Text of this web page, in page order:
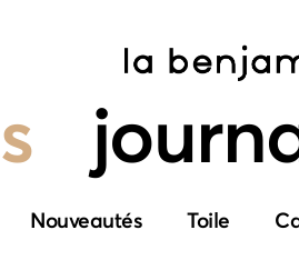
Nouveautés Toile